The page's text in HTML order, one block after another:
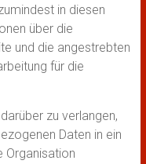
in diesen
über die
und die angestrebten
für die
zu verlangen,
Daten in ein
Organisation